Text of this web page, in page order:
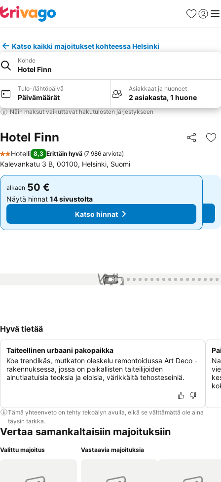
Suosikit
Katso kaikki majoitukset kohteessa Helsinki
Kohde
Hotel Finn
Tulo-/lähtöpäivä
Päivämäärät
Asiakkaat ja huoneet
2 asiakasta, 1 huone
Näin maksut vaikuttavat hakutulosten järjestykseen
Hotel Finn Jaa
2 Tähtiluokitus
Hotelli 8,3 Erittäin hyvä (7 986 arviota)
Kalevankatu 3 B, 00100, Helsinki, Suomi
alkaen 50 €
Näytä hinnat 14 sivustolta
Katso hinnat
alkaen 50 €
Näytä hinnat 14 sivustolta
Katso hinnat
1 / 99
Hyvä tietää
Taiteellinen urbaani pakopaikka
Koe trendikäs, mutkaton oleskelu remontoidussa Art Deco -
rakennuksessa, jossa on paikallisten taiteilijoiden
ainutlaatuisia teoksia ja eloisia, värikkäitä tehosteseiniä.
Tämä yhteenveto on tehty tekoälyn avulla, eikä se välttämättä ole aina
täysin tarkka.
Vertaa samankaltaisiin majoituksiin
Valittu majoitus Vastaavia majoituksia